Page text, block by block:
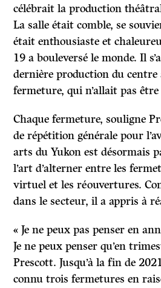
célébrait la production
La salle était comble, se
était enthousiaste et
19 a bouleversé le monde. Il
dernière production du centre
fermeture, qui n’allait pas
Chaque fermeture, souligne
de répétition générale pour
arts du Yukon est désormais
l’art d’alterner entre les
virtuel et les réouvertures.
dans le secteur, il a appris à
« Je ne peux pas penser en
Je ne peux penser qu’en
Prescott. Jusqu’à la fin de
connu trois fermetures en